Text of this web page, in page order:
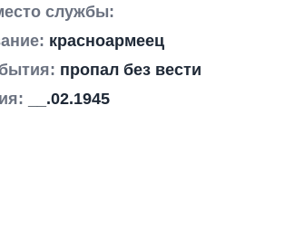
службы:
красноармеец
пропал без вести
__.02.1945